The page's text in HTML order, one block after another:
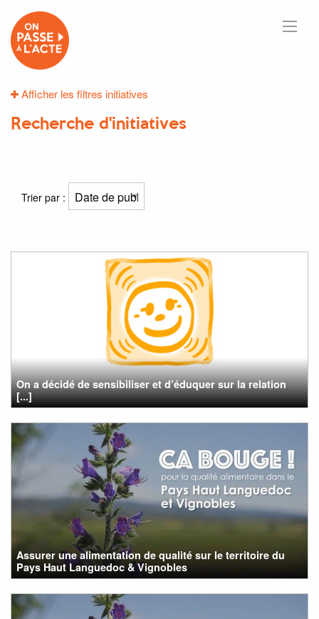
Afficher les filtres initiatives
Recherche d'initiatives
Trier par :
On a décidé de sensibiliser et d’éduquer sur la relation
[...]
Assurer une alimentation de qualité sur le territoire du
Pays Haut Languedoc & Vignobles